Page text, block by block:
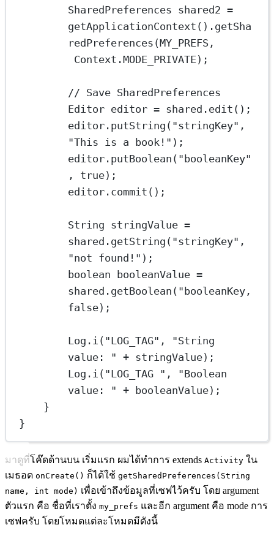
SharedPreferences shared2 =
getApplicationContext (). getSha
redPreferences (MY_PREFS,
Context.MODE_PRIVATE);
// Save SharedPreferences
Editor editor = shared. edit ();
editor. putString ( "stringKey"
"This is a book!" );
editor. putBoolean ( "booleanKey"
, true);
editor. commit ();
String stringValue =
shared. getString ( "stringKey"
"not found!" );
boolean booleanValue =
shared. getBoolean ( "booleanKey,
false);
Log.i("LOG_TAG", "String
value :
" + stringValue);
Log.i("LOG_TAG ", "Boolean
value :
" + booleanValue);
}
}
มาดูที่โค๊ดด้านบน เริ่มแรก ผมได้ทำการ extends Activity ใน
เมธอด onCreate() ก็ได้ใช้ getSharedPreferences(String
name, int mode) เพื่อเข้าถึงข้อมูลที่เซฟไว้ครับ โดย argument
ตัวแรก คือ ชื่อที่เราตั้ง my_prefs และอีก argument คือ mode การ
เซฟครับ โดยโหมดแต่ละโหมดมีดังนี้